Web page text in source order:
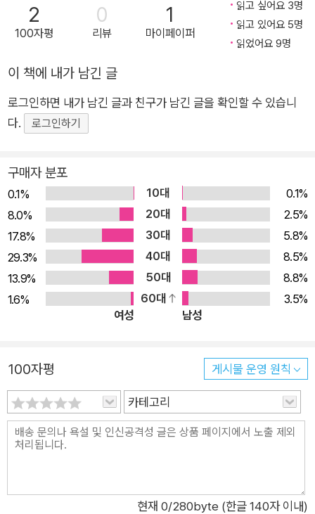
지, 결혼은 어떻게 해야 하는지, 자식은 어떻게 키워야 하는지, 직
장생활은 어떻게 해야 하는지, 사회적 갈등과 세상의 불평등을 해
같지만 자세히 들여다보면 기본은 행복에 관한 것이다. 이 책은
그 간절한 물음에 대한 응답이자, 지난 30년 동안 우리나라 전국
방방곡곡은 물론 세계 115개 도시의 강연장과 길 위에서 수많은
사람들이 저자에게 던진 질문과 그 답변 중 가장 많은 공감과 뜨
행복에 대해 우리가 알아야 할 총체總體이자 인생을 사는 데 필
요한 지혜의 보물창고라고 할 수 있다. 지금까지 저자가 세상에
내놓은 책들이 주로 즉문즉설卽問卽說을 통해 질문자들과 나눈
인생 상담 내용을 주제별로 정리한 것이었다면, 이 책은 온전한
행복은 어디에서 오는가에 대해 집중적으로 이야기하고 있다. 또
한 지금까지는 수행차원에서 개인이 가져야 할 마음가짐을 주로
강조했다면 이 책에서는 행복의 수레를 끄는 또다른 바퀴인 사회
문제도 함께 다루고 있다. 결국 개인의 마음(씨앗)과 사회적 조건
행복론이라 할 수 있는 이 책의 전반부에서는 무의식속에 잠재된
인간의 심리와 욕구, 관계 맺기에서 오는 갈등과 같은 개인적 문
제를, 그리고 후반부에서는 사는 게 바쁘다거나 직면한 현실이 불
편하다는 이유로 애써 외면해왔던 사회의 구조적 모순까지 우리
의 행복을 방해하는 요소들을 전체적으로 분석하고 그에 대한 지
체적인 괴로움을 어떻게 해결할 것인가에 초점을 두고 있다. 그러
2
100자평
0
리뷰
1
마이페이퍼
읽고 싶어요 3명
읽고 있어요 5명
읽었어요 9명
이 책에 내가 남긴 글
로그인하면 내가 남긴 글과 친구가 남긴 글을 확인할 수 있습니
다.
로그인하기
구매자 분포
0.1% 10대
0.1%
8.0%
20대
2.5%
17.8%
30대
5.8%
29.3%
40대
8.5%
13.9%
50대
8.8%
1.6%
60대
3.5%
여성
남성
100자평 게시물 운영 원칙
카테고리
현재 0/280byte (한글 140자 이내)